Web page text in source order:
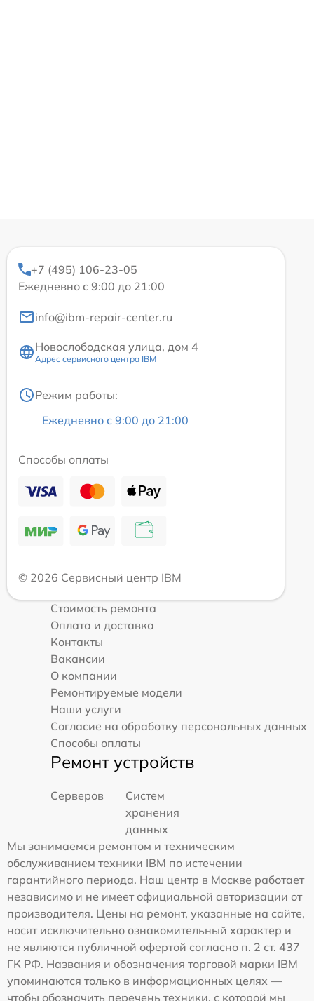
+7 (495) 106-23-05
Ежедневно с 9:00 до 21:00
info@ibm-repair-center.ru
Новослободская улица, дом 4
Адрес сервисного центра IBM
Режим работы:
Ежедневно с 9:00 до 21:00
Способы оплаты
© 2026 Сервисный центр IBM
Стоимость ремонта
Оплата и доставка
Контакты
Вакансии
О компании
Ремонтируемые модели
Наши услуги
Согласие на обработку персональных данных
Способы оплаты
Ремонт устройств
Серверов
Систем
хранения
данных
Мы занимаемся ремонтом и техническим
обслуживанием техники IBM по истечении
гарантийного периода. Наш центр в Москве работает
независимо и не имеет официальной авторизации от
производителя. Цены на ремонт, указанные на сайте,
носят исключительно ознакомительный характер и
не являются публичной офертой согласно п. 2 ст. 437
ГК РФ. Названия и обозначения торговой марки IBM
упоминаются только в информационных целях —
чтобы обозначить перечень техники, с которой мы